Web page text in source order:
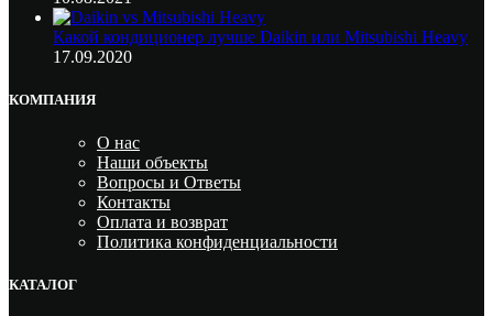
Какой кондиционер лучше Daikin или Mitsubishi Heavy
17.09.2020
КОМПАНИЯ
О нас
Наши объекты
Вопросы и Ответы
Контакты
Оплата и возврат
Политика конфиденциальности
КАТАЛОГ